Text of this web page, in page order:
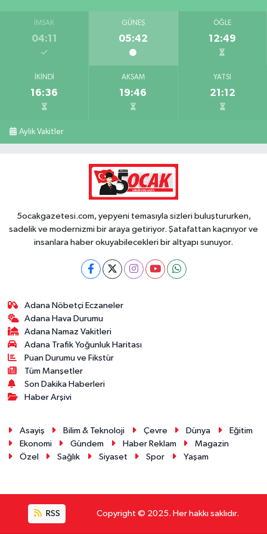
İMSAK
04:11
GÜNEŞ
05:42
ÖĞLE
12:49
İKINDI
16:36
AKŞAM
19:46
YATSI
21:12
Aylık Vakitler
5ocakgazetesi.com, yepyeni temasıyla sizleri buluştururken,
sadelik ve modernizmi bir araya getiriyor. Şatafattan kaçınıyor ve
insanlara haber okuyabilecekleri bir altyapı sunuyor.
Adana Nöbetçi Eczaneler
Adana Hava Durumu
Adana Namaz Vakitleri
Adana Trafik Yoğunluk Haritası
Puan Durumu ve Fikstür
Tüm Manşetler
Son Dakika Haberleri
Haber Arşivi
Asayiş Bilim & Teknoloji Çevre Dünya
Eğitim
Ekonomi
Gündem Haber Reklam
Magazin
Özel
Sağlık Siyaset Spor Yaşam
RSS Copyright © 2025. Her hakkı saklıdır.